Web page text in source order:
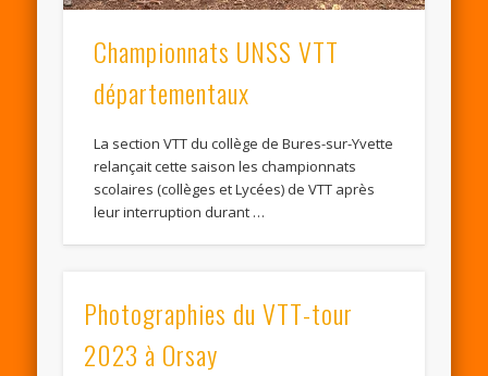
Championnats UNSS VTT
départementaux
La section VTT du collège de Bures-sur-Yvette
relançait cette saison les championnats
scolaires (collèges et Lycées) de VTT après
leur interruption durant …
Photographies du VTT-tour
2023 à Orsay